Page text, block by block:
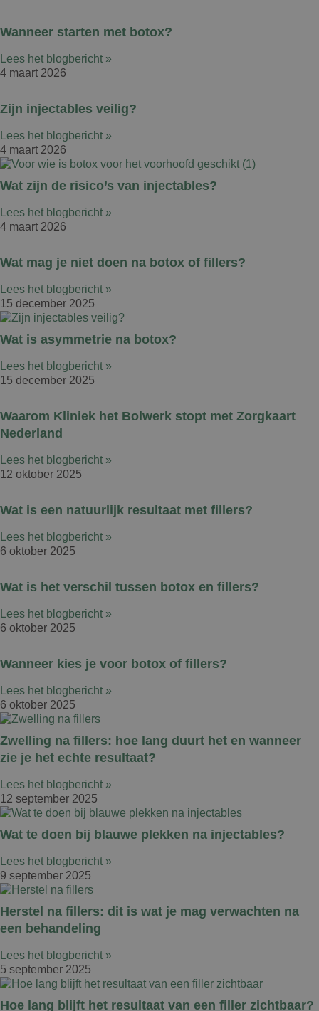
Wanneer starten met botox?
Lees het blogbericht »
4 maart 2026
Zijn injectables veilig?
Lees het blogbericht »
4 maart 2026
Wat zijn de risico’s van injectables?
Lees het blogbericht »
4 maart 2026
Wat mag je niet doen na botox of fillers?
Lees het blogbericht »
15 december 2025
Wat is asymmetrie na botox?
Lees het blogbericht »
15 december 2025
Waarom Kliniek het Bolwerk stopt met Zorgkaart
Nederland
Lees het blogbericht »
12 oktober 2025
Wat is een natuurlijk resultaat met fillers?
Lees het blogbericht »
6 oktober 2025
Wat is het verschil tussen botox en fillers?
Lees het blogbericht »
6 oktober 2025
Wanneer kies je voor botox of fillers?
Lees het blogbericht »
6 oktober 2025
Zwelling na fillers: hoe lang duurt het en wanneer
zie je het echte resultaat?
Lees het blogbericht »
12 september 2025
Wat te doen bij blauwe plekken na injectables?
Lees het blogbericht »
9 september 2025
Herstel na fillers: dit is wat je mag verwachten na
een behandeling
Lees het blogbericht »
5 september 2025
Hoe lang blijft het resultaat van een filler zichtbaar?